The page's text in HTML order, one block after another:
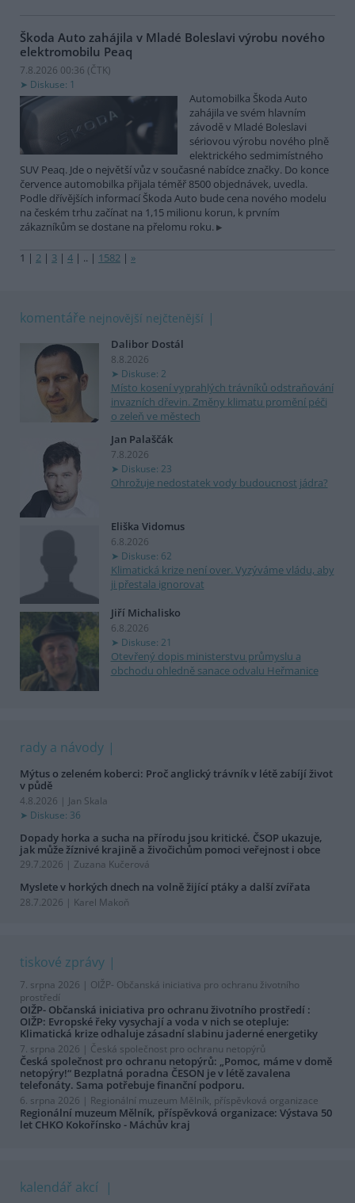
Škoda Auto zahájila v Mladé Boleslavi výrobu nového
elektromobilu Peaq
7.8.2026 00:36 (ČTK)
Diskuse: 1
Automobilka Škoda Auto
zahájila ve svém hlavním
závodě v Mladé Boleslavi
sériovou výrobu nového plně
elektrického sedmimístného
SUV Peaq. Jde o největší vůz v současné nabídce značky. Do konce
července automobilka přijala téměř 8500 objednávek, uvedla.
Podle dřívějších informací Škoda Auto bude cena nového modelu
na českém trhu začínat na 1,15 milionu korun, k prvním
zákazníkům se dostane na přelomu roku.
1 | 2 | 3 | 4 | .. | 1582 | »
komentáře nejnovější nejčtenější
Dalibor Dostál
8.8.2026
Diskuse: 2
Místo kosení vyprahlých trávníků odstraňování
invazních dřevin. Změny klimatu promění péči
o zeleň ve městech
Jan Palaščák
7.8.2026
Diskuse: 23
Ohrožuje nedostatek vody budoucnost jádra?
Eliška Vidomus
6.8.2026
Diskuse: 62
Klimatická krize není over. Vyzýváme vládu, aby
ji přestala ignorovat
Jiří Michalisko
6.8.2026
Diskuse: 21
Otevřený dopis ministerstvu průmyslu a
obchodu ohledně sanace odvalu Heřmanice
rady a návody
Mýtus o zeleném koberci: Proč anglický trávník v létě zabíjí život
v půdě
4.8.2026 | Jan Skala
Diskuse: 36
Dopady horka a sucha na přírodu jsou kritické. ČSOP ukazuje,
jak může žíznivé krajině a živočichům pomoci veřejnost i obce
29.7.2026 | Zuzana Kučerová
Myslete v horkých dnech na volně žijící ptáky a další zvířata
28.7.2026 | Karel Makoň
tiskové zprávy
7. srpna 2026 | OIŽP- Občanská iniciativa pro ochranu životního
prostředí
OIŽP- Občanská iniciativa pro ochranu životního prostředí :
OIŽP: Evropské řeky vysychají a voda v nich se otepluje:
Klimatická krize odhaluje zásadní slabinu jaderné energetiky
7. srpna 2026 | Česká společnost pro ochranu netopýrů
Česká společnost pro ochranu netopýrů: „Pomoc, máme v domě
netopýry!“ Bezplatná poradna ČESON je v létě zavalena
telefonáty. Sama potřebuje finanční podporu.
6. srpna 2026 | Regionální muzeum Mělník, příspěvková organizace
Regionální muzeum Mělník, příspěvková organizace: Výstava 50
let CHKO Kokořínsko - Máchův kraj
kalendář akcí